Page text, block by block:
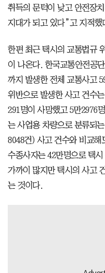
취득의 문턱이 낮고 안전장
지대가 되고 있다”고 지적했
한편 최근 택시의 교통법규
이 나온다. 한국교통안전공
까지 발생한 전체 교통사고
위반으로 발생한 사고 건수
291명이 사망했고 5만2976
는 사업용 차량으로 분류되
8048건) 사고 건수와 비교
수종사자는 42만명으로 택
가까이 많지만 택시의 사고
는 것이다.